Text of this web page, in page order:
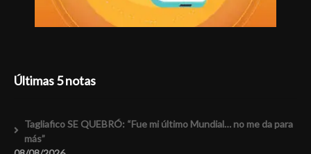
Últimas 5 notas
Tagliafico SE QUEBRÓ: “Fue mi último Mundial… no me da para
más”